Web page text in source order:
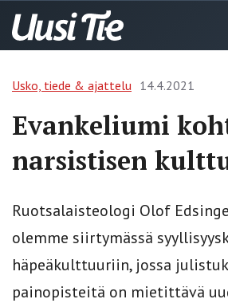
Usko, tiede & ajattelu 14.4.2021
Evankeliumi
narsistisen
Ruotsalaisteologi Olof
olemme siirtymässä
häpeäkulttuuriin, jossa
painopisteitä on mietittävä